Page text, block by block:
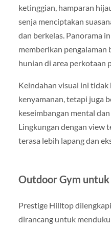
ketinggian, hamparan
senja menciptakan
dan berkelas. Panorama
memberikan pengalaman
hunian di area perkotaan
Keindahan visual ini
kenyamanan, tetapi juga
keseimbangan mental
Lingkungan dengan view
terasa lebih lapang dan
Outdoor Gym untuk
Prestige Hilltop
dirancang untuk